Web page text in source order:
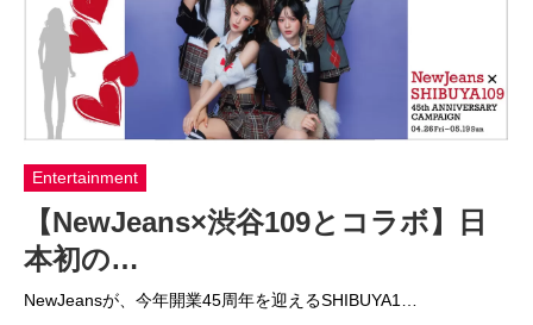
Entertainment
【NewJeans×渋谷109とコラボ】日
本初の…
NewJeansが、今年開業45周年を迎えるSHIBUYA1…